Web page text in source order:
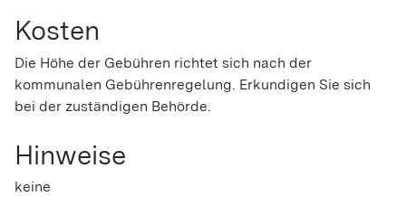
Kosten
Die Höhe der Gebühren richtet sich nach der
kommunalen Gebührenregelung. Erkundigen Sie sich
bei der zuständigen Behörde.
Hinweise
keine